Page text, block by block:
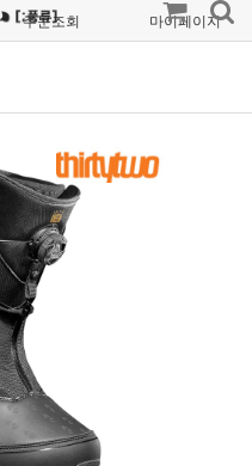
주문조회 마이페이지